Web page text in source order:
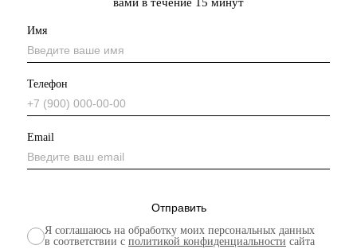
вами в течение 15 минут
Имя
Телефон
Email
Я соглашаюсь на обработку моих персональных данных
в соответствии с политикой конфиденциальности сайта